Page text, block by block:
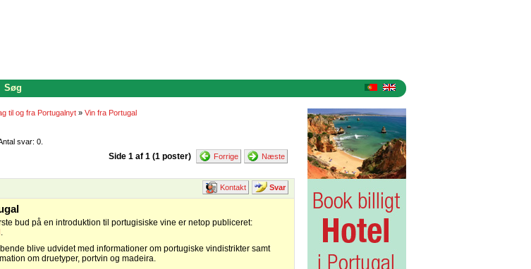
Søg
til og fra Portugalnyt » Vin fra Portugal
Antal svar: 0.
Side 1 af 1 (1 poster) Forrige Næste
Kontakt Svar
bud på en introduktion til portugisiske vine er netop publiceret:
.
blive udvidet med informationer om portugiske vindistrikter samt
om druetyper, portvin og madeira.